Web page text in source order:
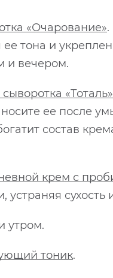
«Очарование»
тона и
и вечером.
«Тоталь»
ее после
состав
крем с
утром.
тоник.